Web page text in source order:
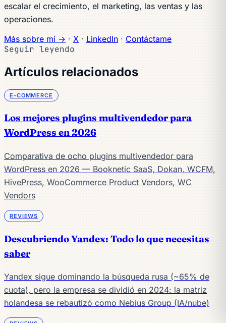
escalar el crecimiento, el marketing, las ventas y las
operaciones.
Más sobre mí → · X · LinkedIn · Contáctame
Seguir leyendo
Artículos relacionados
E-COMMERCE
Los mejores plugins multivendedor para
WordPress en 2026
Comparativa de ocho plugins multivendedor para
WordPress en 2026 — Booknetic SaaS, Dokan, WCFM,
HivePress, WooCommerce Product Vendors, WC
Vendors
REVIEWS
Descubriendo Yandex: Todo lo que necesitas
saber
Yandex sigue dominando la búsqueda rusa (~65% de
cuota), pero la empresa se dividió en 2024: la matriz
holandesa se rebautizó como Nebius Group (IA/nube)